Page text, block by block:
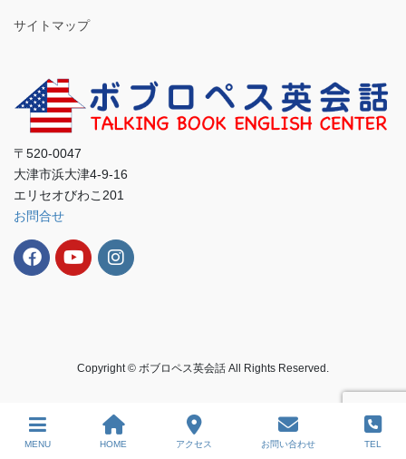
サイトマップ
〒520-0047
大津市浜大津4-9-16
エリセオびわこ201
お問合せ
Copyright © ボブロペス英会話 All Rights Reserved.
MENU HOME アクセス お問い合わせ TEL